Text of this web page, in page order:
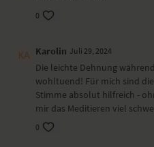
0
Karolin Juli 29, 2024
Die leichte Dehnung
wohltuend! Für mich sind
Stimme absolut hilfreich -
mir das Meditieren viel
0